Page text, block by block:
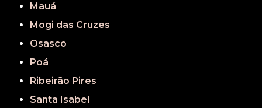
Mauá
Mogi das Cruzes
Osasco
Poá
Ribeirão Pires
Santa Isabel